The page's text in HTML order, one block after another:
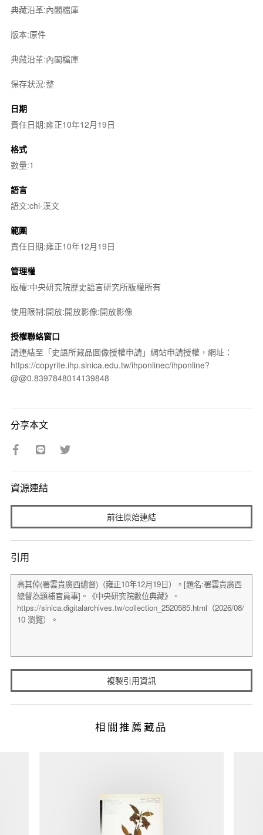
典藏沿革:內閣檔庫
版本:原件
典藏沿革:內閣檔庫
保存狀況:整
日期
責任日期:雍正10年12月19日
格式
數量:1
語言
語文:chi-漢文
範圍
責任日期:雍正10年12月19日
管理權
版權:中央研究院歷史語言研究所版權所有
使用限制:開放:開放影像:開放影像
授權聯絡窗口
請連結至「史語所藏品圖像授權申請」網站申請授權，網址：
https://copyrite.ihp.sinica.edu.tw/ihponlinec/ihponline?
@@0.8397848014139848
分享本文
資源連結
前往原始連結
引用
複製引用資訊
相關推薦藏品